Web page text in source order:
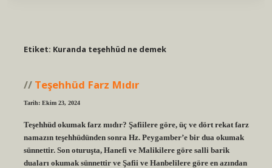
Etiket: Kuranda teşehhüd ne demek
Teşehhüd Farz Mıdır
Tarih: Ekim 23, 2024
Teşehhüd okumak farz mıdır? Şafiilere göre, üç ve dört rekat farz
namazın teşehhüdünden sonra Hz. Peygamber’e bir dua okumak
sünnettir. Son oturuşta, Hanefi ve Malikilere göre salli barik
duaları okumak sünnettir ve Şafii ve Hanbelilere göre en azından